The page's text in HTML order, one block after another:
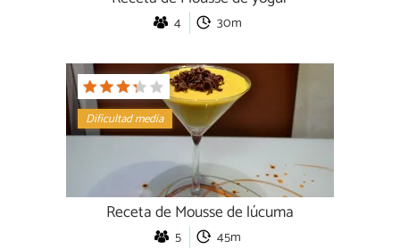
4 30m
Dificultad media
Receta de Mousse de lúcuma
5 45m